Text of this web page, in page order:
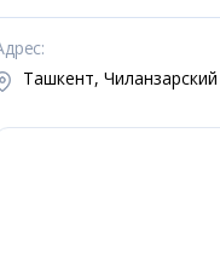
:
Ташкент,